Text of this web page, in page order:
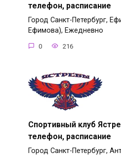
телефон, расписание
Город Санкт-Петербург,
Ефимова), Ежедневно
0 216
Спортивный клуб
телефон, расписание
Город Санкт-Петербург,